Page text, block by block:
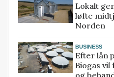
Lokalt
løfte
Norden
BUSINESS
Efter lån
Biogas